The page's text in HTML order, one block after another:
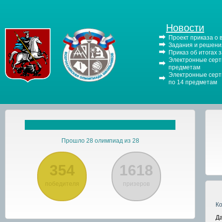
Новости
Проект приказа о
Задания и
Приказ об итогах
Электронные
предметам
Электронные
по 14 предметам
Прошло 28 олимпиад из 28
354
победителя
1618
призеров